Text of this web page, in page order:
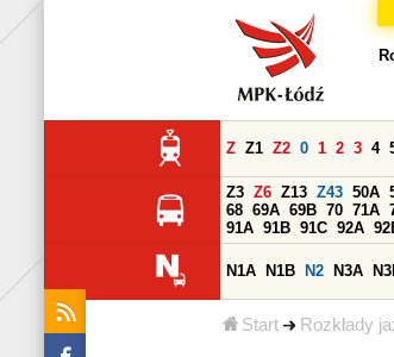
Start Rozkłady
Z Z1 Z2 0 1 2 3 4
Z3 Z6 Z13 Z43 50A
68 69A 69B 70 71A
91A 91B 91C 92A
N1A N1B N2 N3A